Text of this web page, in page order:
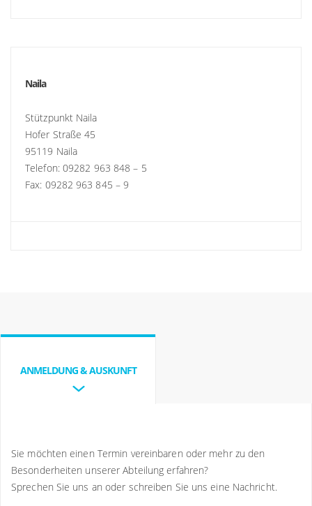
Naila
Stützpunkt Naila
Hofer Straße 45
95119 Naila
Telefon: 09282 963 848 – 5
Fax: 09282 963 845 – 9
ANMELDUNG & AUSKUNFT
Sie möchten einen Termin vereinbaren oder mehr zu den
Besonderheiten unserer Abteilung erfahren?
Sprechen Sie uns an oder schreiben Sie uns eine Nachricht.